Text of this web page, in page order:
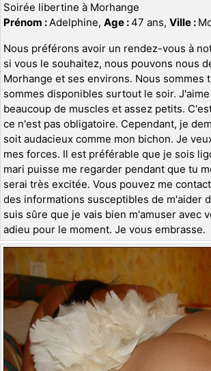
Soirée libertine à Morhange
Prénom :Adelphine, Age :47 ans, Ville :
Nous préférons avoir un rendez-vous à
si vous le souhaitez, nous pouvons nous
Morhange et ses environs. Nous sommes
sommes disponibles surtout le soir.
beaucoup de muscles et assez petits.
ce n'est pas obligatoire. Cependant, je
soit audacieux comme mon bichon. Je
mes forces. Il est préférable que je sois
mari puisse me regarder pendant que tu
serai très excitée. Vous pouvez me
des informations susceptibles de m'aider
suis sûre que je vais bien m'amuser avec
adieu pour le moment. Je vous embrasse.